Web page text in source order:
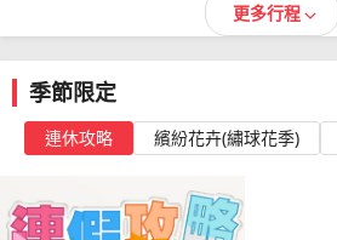
更多行程
季節限定
連休攻略 繽紛花卉(繡球花季)